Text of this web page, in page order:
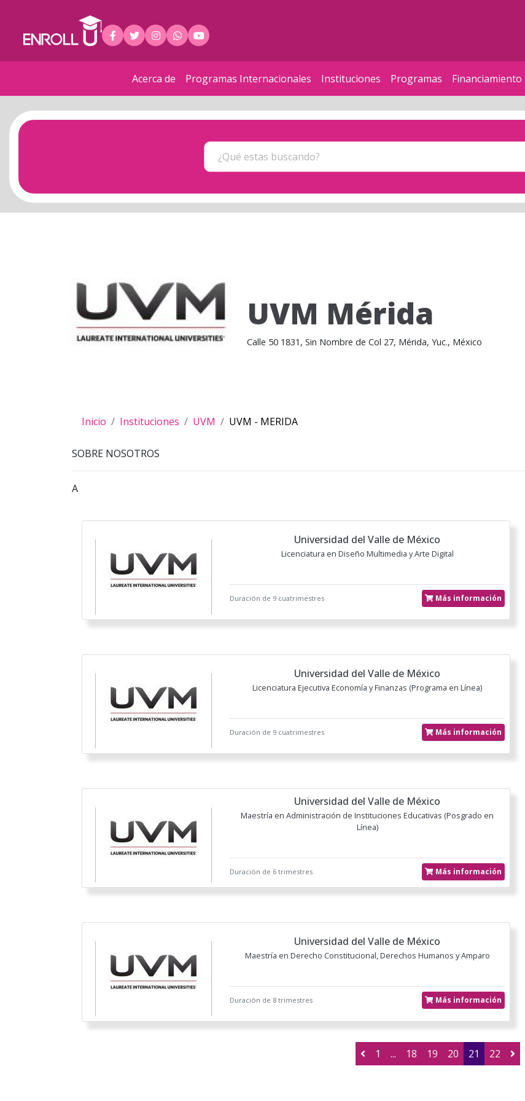
Acerca de Programas Internacionales Instituciones Programas Financiamiento
UVM Mérida
Calle 50 1831, Sin Nombre de Col 27, Mérida, Yuc., México
Inicio Instituciones UVM UVM - MERIDA
SOBRE NOSOTROS
A
Universidad del Valle de México
Licenciatura en Diseño Multimedia y Arte Digital
Duración de 9 cuatrimestres Más información
Universidad del Valle de México
Licenciatura Ejecutiva Economía y Finanzas (Programa en Línea)
Duración de 9 cuatrimestres Más información
Universidad del Valle de México
Maestría en Administración de Instituciones Educativas (Posgrado en
Línea)
Duración de 6 trimestres Más información
Universidad del Valle de México
Maestría en Derecho Constitucional, Derechos Humanos y Amparo
Duración de 8 trimestres Más información
1 ... 18 19 20 21 22